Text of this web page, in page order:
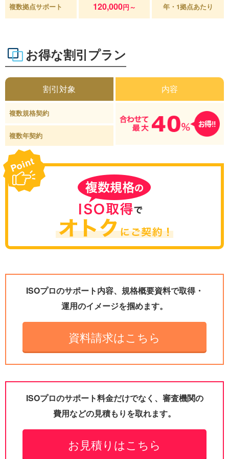
複数拠点サポート 120,000円～ 年・1拠点あたり
お得な割引プラン
割引対象 内容
複数規格契約
複数年契約
ISOプロのサポート内容、規格概要資料で取得・
運用のイメージを掴めます。
資料請求はこちら
ISOプロのサポート料金だけでなく、審査機関の
費用などの見積もりを取れます。
お見積りはこちら